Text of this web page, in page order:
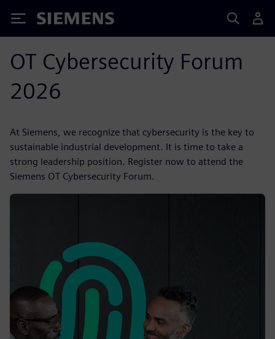
Siemens
OT Cybersecurity Forum
2026
At Siemens, we recognize that cybersecurity is the key to
sustainable industrial development. It is time to take a
strong leadership position. Register now to attend the
Siemens OT Cybersecurity Forum.